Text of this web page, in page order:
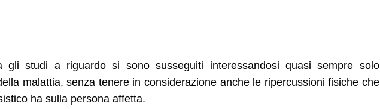
studi a riguardo si sono susseguiti interessandosi quasi sempre solo
malattia, senza tenere in considerazione anche le ripercussioni fisiche che
ha sulla persona affetta.